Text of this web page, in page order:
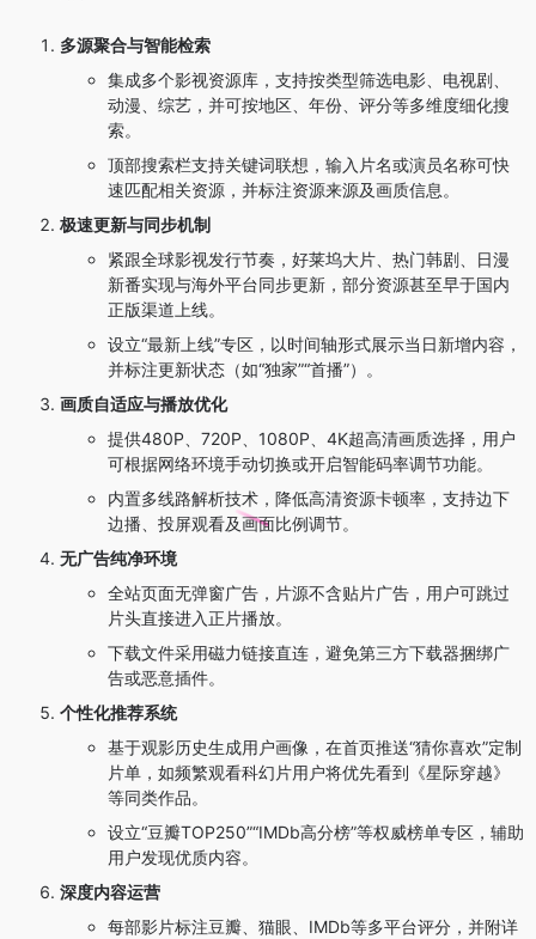
多源聚合与智能检索
集成多个影视资源库，支持按类型筛选电影、电视剧、
动漫、综艺，并可按地区、年份、评分等多维度细化搜
索。
顶部搜索栏支持关键词联想，输入片名或演员名称可快
速匹配相关资源，并标注资源来源及画质信息。
极速更新与同步机制
紧跟全球影视发行节奏，好莱坞大片、热门韩剧、日漫
新番实现与海外平台同步更新，部分资源甚至早于国内
正版渠道上线。
设立“最新上线”专区，以时间轴形式展示当日新增内容，
并标注更新状态（如“独家”“首播”）。
画质自适应与播放优化
提供480P、720P、1080P、4K超高清画质选择，用户
可根据网络环境手动切换或开启智能码率调节功能。
内置多线路解析技术，降低高清资源卡顿率，支持边下
边播、投屏观看及画面比例调节。
无广告纯净环境
全站页面无弹窗广告，片源不含贴片广告，用户可跳过
片头直接进入正片播放。
下载文件采用磁力链接直连，避免第三方下载器捆绑广
告或恶意插件。
个性化推荐系统
基于观影历史生成用户画像，在首页推送“猜你喜欢”定制
片单，如频繁观看科幻片用户将优先看到《星际穿越》
等同类作品。
设立“豆瓣TOP250”“IMDb高分榜”等权威榜单专区，辅助
用户发现优质内容。
深度内容运营
每部影片标注豆瓣、猫眼、IMDb等多平台评分，并附详